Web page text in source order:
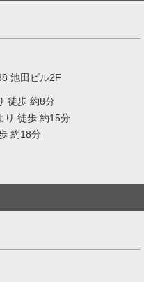
池田ビル2F
徒歩 約8分
り 徒歩 約15分
約18分